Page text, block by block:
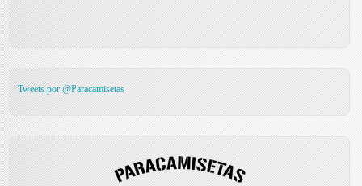
Tweets por @Paracamisetas